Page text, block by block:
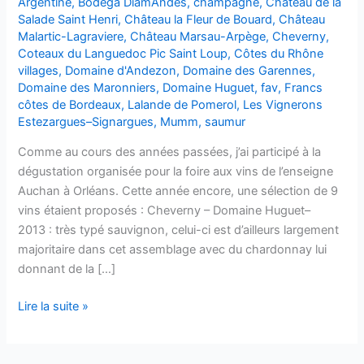
Salade Saint Henri,Château la Fleur de Bouard,Château
Malartic-Lagraviere,Château Marsau-Arpège,Cheverny,
Coteaux du Languedoc Pic Saint Loup,Côtes du Rhône
villages, Domaine d'Andezon, Domaine des Garennes,
Domaine des Maronniers, Domaine Huguet,fav, Francs
côtes de Bordeaux, Lalande de Pomerol, Les Vignerons
Estezargues–Signargues, Mumm, saumur
Comme au cours des années passées, j’ai participé à la
dégustation organisée pour la foire aux vins de l’enseigne
Auchan à Orléans. Cette année encore, une sélection de 9
vins étaient proposés : Cheverny – Domaine Huguet–
2013 : très typé sauvignon, celui-ci est d’ailleurs largement
majoritaire dans cet assemblage avec du chardonnay lui
donnant de la […]
Dégustations
Lire la suite »